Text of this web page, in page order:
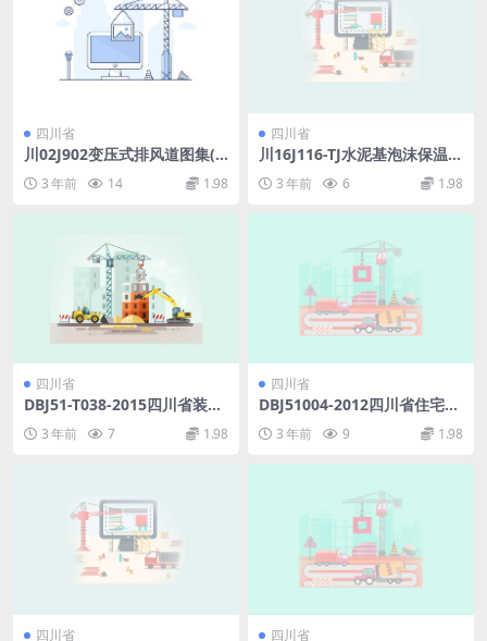
四川省
川02J902变压式排风道图集(Ⅱ
3 年前 14 1.98
四川省
川16J116-TJ水泥基泡沫保温
3 年前 6 1.98
四川省
DBJ51-T038-2015四川省装配
整体式住宅建筑设计规程.rar
3 年前 7 1.98
四川省
DBJ51004-2012四川省住宅建
筑通信配套光纤入户工程技术
规范.rar
3 年前 9 1.98
四川省 四川省